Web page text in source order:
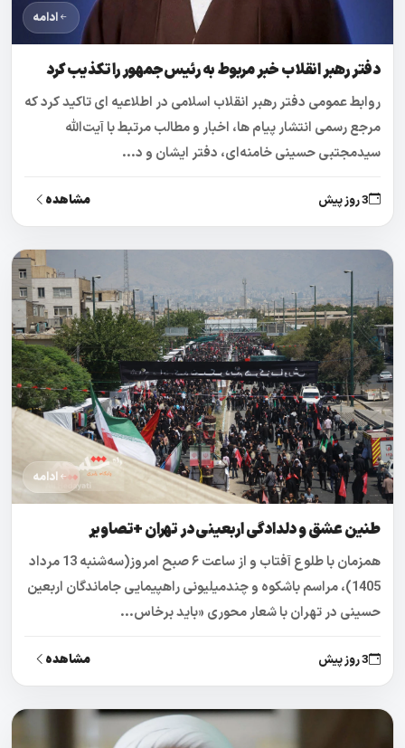
ادامه
دفتر رهبر انقلاب خبر مربوط به رئیس‌جمهور را تکذیب کرد
روابط عمومی دفتر رهبر انقلاب اسلامی در اطلاعیه ای تاکید کرد که
مرجع رسمی انتشار پیام ها، اخبار و مطالب مرتبط با آیت‌الله
سیدمجتبی حسینی خامنه‌ای، دفتر ایشان و د...
3 روز پیش مشاهده
ادامه
طنین عشق و دلدادگی اربعینی در تهران +تصاویر
همزمان با طلوع آفتاب و از ساعت ۶ صبح امروز(سه‌شنبه 13 مرداد
1405)، مراسم باشکوه و چندمیلیونی راهپیمایی جاماندگان اربعین
حسینی در تهران با شعار محوری «باید برخاس...
3 روز پیش مشاهده